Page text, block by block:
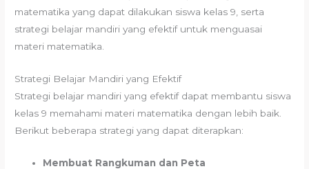
matematika yang dapat dilakukan siswa kelas 9, serta
strategi belajar mandiri yang efektif untuk menguasai
materi matematika.
Strategi Belajar Mandiri yang Efektif
Strategi belajar mandiri yang efektif dapat membantu siswa
kelas 9 memahami materi matematika dengan lebih baik.
Berikut beberapa strategi yang dapat diterapkan:
Membuat Rangkuman dan Peta